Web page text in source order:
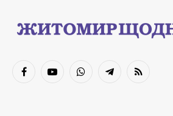
FacebookYouTubeWhatsAppTelegramRSS